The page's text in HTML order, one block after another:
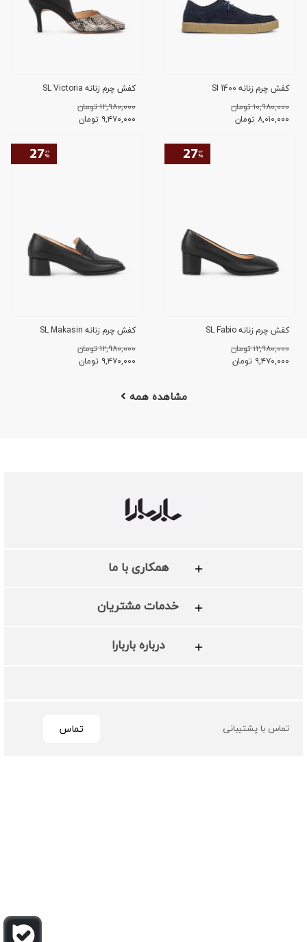
کفش چرم زنانه SI 1400
۱۰,۹۸۰,۰۰۰ تومان
۸,۰۱۰,۰۰۰ تومان
کفش چرم زنانه SL Victoria
۱۲,۹۸۰,۰۰۰ تومان
۹,۴۷۰,۰۰۰ تومان
کفش چرم زنانه SL Fabio
۱۲,۹۸۰,۰۰۰ تومان
۹,۴۷۰,۰۰۰ تومان
کفش چرم زنانه SL Makasin
۱۲,۹۸۰,۰۰۰ تومان
۹,۴۷۰,۰۰۰ تومان
مشاهده همه
همکاری با ما
خدمات مشتریان
درباره باربارا
تماس با پشتیبانی تماس